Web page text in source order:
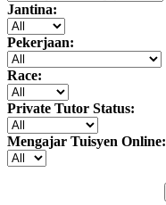
Jantina:
Pekerjaan:
Race:
Private Tutor Status:
Mengajar Tuisyen Online: